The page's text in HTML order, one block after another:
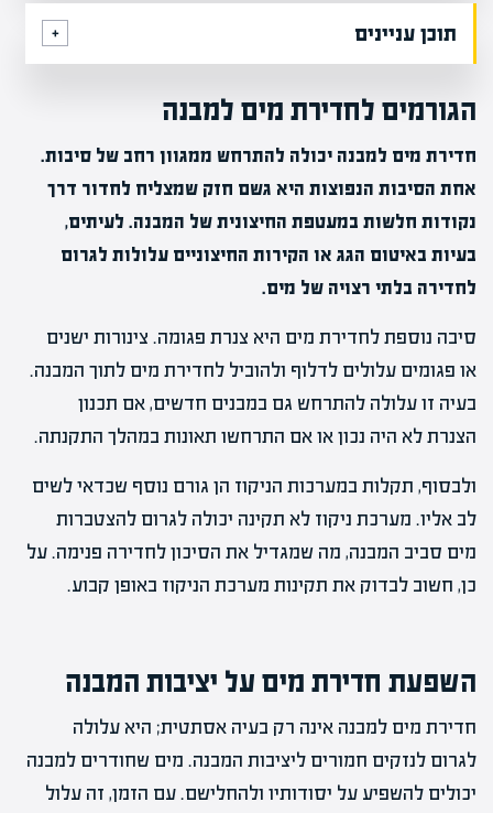
תוכן עניינים
הגורמים לחדירת מים למבנה
חדירת מים למבנה יכולה להתרחש ממגוון רחב של סיבות.
אחת הסיבות הנפוצות היא גשם חזק שמצליח לחדור דרך
נקודות חלשות במעטפת החיצונית של המבנה. לעיתים,
בעיות באיטום הגג או הקירות החיצוניים עלולות לגרום
לחדירה בלתי רצויה של מים.
סיבה נוספת לחדירת מים היא צנרת פגומה. צינורות ישנים
או פגומים עלולים לדלוף ולהוביל לחדירת מים לתוך המבנה.
בעיה זו עלולה להתרחש גם במבנים חדשים, אם תכנון
הצנרת לא היה נכון או אם התרחשו תאונות במהלך התקנתה.
ולבסוף, תקלות במערכות הניקוז הן גורם נוסף שכדאי לשים
לב אליו. מערכת ניקוז לא תקינה יכולה לגרום להצטברות
מים סביב המבנה, מה שמגדיל את הסיכון לחדירה פנימה. על
כן, חשוב לבדוק את תקינות מערכת הניקוז באופן קבוע.
השפעת חדירת מים על יציבות המבנה
חדירת מים למבנה אינה רק בעיה אסתטית; היא עלולה
לגרום לנזקים חמורים ליציבות המבנה. מים שחודרים למבנה
יכולים להשפיע על יסודותיו ולהחלישם. עם הזמן, זה עלול